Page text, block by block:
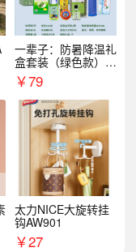
一辈子：防暑降温礼
盒套装（绿色款）支
持自由搭配
￥79
太力NICE大旋转挂
钩AW901
￥27